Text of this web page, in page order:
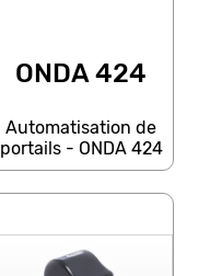
ONDA 424
Automatisation de
portails - ONDA 424